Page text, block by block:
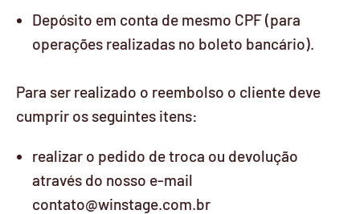
Depósito em conta de mesmo CPF (para
operações realizadas no boleto bancário).
Para ser realizado o reembolso o cliente deve
cumprir os seguintes itens:
realizar o pedido de troca ou devolução
através do nosso e-mail
contato@winstage.com.br